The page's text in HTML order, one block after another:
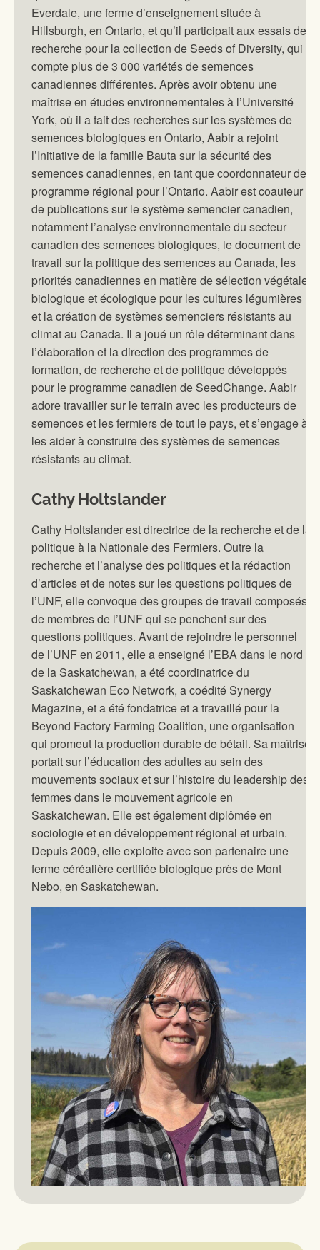
Everdale, une ferme d’enseignement située à
Hillsburgh, en Ontario, et qu’il participait aux essais de
recherche pour la collection de Seeds of Diversity, qui
compte plus de 3 000 variétés de semences
canadiennes différentes. Après avoir obtenu une
maîtrise en études environnementales à l’Université
York, où il a fait des recherches sur les systèmes de
semences biologiques en Ontario, Aabir a rejoint
l’Initiative de la famille Bauta sur la sécurité des
semences canadiennes, en tant que coordonnateur de
programme régional pour l’Ontario. Aabir est coauteur
de publications sur le système semencier canadien,
notamment l’analyse environnementale du secteur
canadien des semences biologiques, le document de
travail sur la politique des semences au Canada, les
priorités canadiennes en matière de sélection végétale
biologique et écologique pour les cultures légumières
et la création de systèmes semenciers résistants au
climat au Canada. Il a joué un rôle déterminant dans
l’élaboration et la direction des programmes de
formation, de recherche et de politique développés
pour le programme canadien de SeedChange. Aabir
adore travailler sur le terrain avec les producteurs de
semences et les fermiers de tout le pays, et s’engage à
les aider à construire des systèmes de semences
résistants au climat.
Cathy Holtslander
Cathy Holtslander est directrice de la recherche et de la
politique à la Nationale des Fermiers. Outre la
recherche et l’analyse des politiques et la rédaction
d’articles et de notes sur les questions politiques de
l’UNF, elle convoque des groupes de travail composés
de membres de l’UNF qui se penchent sur des
questions politiques. Avant de rejoindre le personnel
de l’UNF en 2011, elle a enseigné l’EBA dans le nord
de la Saskatchewan, a été coordinatrice du
Saskatchewan Eco Network, a coédité Synergy
Magazine, et a été fondatrice et a travaillé pour la
Beyond Factory Farming Coalition, une organisation
qui promeut la production durable de bétail. Sa maîtrise
portait sur l’éducation des adultes au sein des
mouvements sociaux et sur l’histoire du leadership des
femmes dans le mouvement agricole en
Saskatchewan. Elle est également diplômée en
sociologie et en développement régional et urbain.
Depuis 2009, elle exploite avec son partenaire une
ferme céréalière certifiée biologique près de Mont
Nebo, en Saskatchewan.